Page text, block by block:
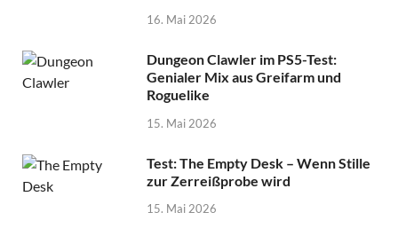
16. Mai 2026
Dungeon Clawler im PS5-Test:
Genialer Mix aus Greifarm und
Roguelike
15. Mai 2026
Test: The Empty Desk – Wenn Stille
zur Zerreißprobe wird
15. Mai 2026